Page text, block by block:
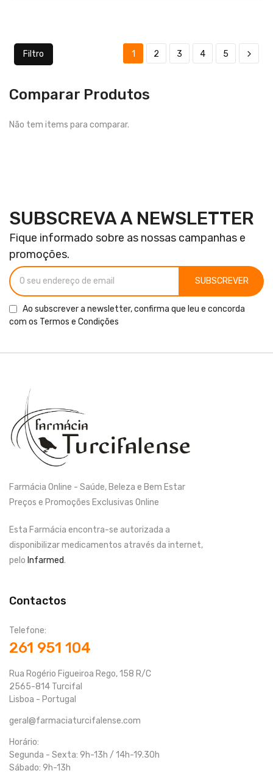
Filtro 1 2 3 4 5
Comparar Produtos
Não tem items para comparar.
SUBSCREVA A NEWSLETTER
Fique informado sobre as nossas campanhas e
promoções.
SUBSCREVER
Ao subscrever a newsletter, confirma que leu e concorda
com os Termos e Condições
Farmácia Online - Saúde, Beleza e Bem Estar
Preços e Promoções Exclusivas Online
Esta Farmácia encontra-se autorizada a
disponibilizar medicamentos através da internet,
pelo Infarmed.
Contactos
Telefone:
261 951 104
Rua Rogério Figueiroa Rego, 158 R/C
2565-814 Turcifal
Lisboa - Portugal
geral@farmaciaturcifalense.com
Horário:
Segunda - Sexta: 9h-13h / 14h-19.30h
Sábado: 9h-13h